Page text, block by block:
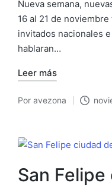
Nueva semana,
16 al 21 de
invitados nacionales
hablaran…
Leer más
Publicado
Por avezona
San